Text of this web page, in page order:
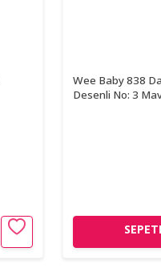
Wee Baby 838
Desenli No: 3